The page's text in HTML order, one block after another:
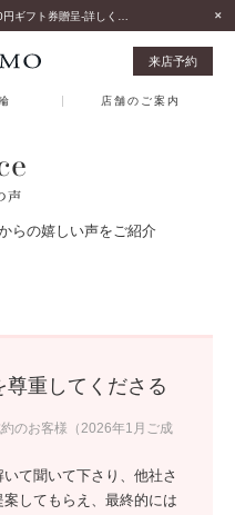
来店予約
店舗のご案内
声
らの嬉しい声をご紹介
重してくださる
のお客様（2026年1月ご成
て聞いて下さり、他社さ
してもらえ、最終的には